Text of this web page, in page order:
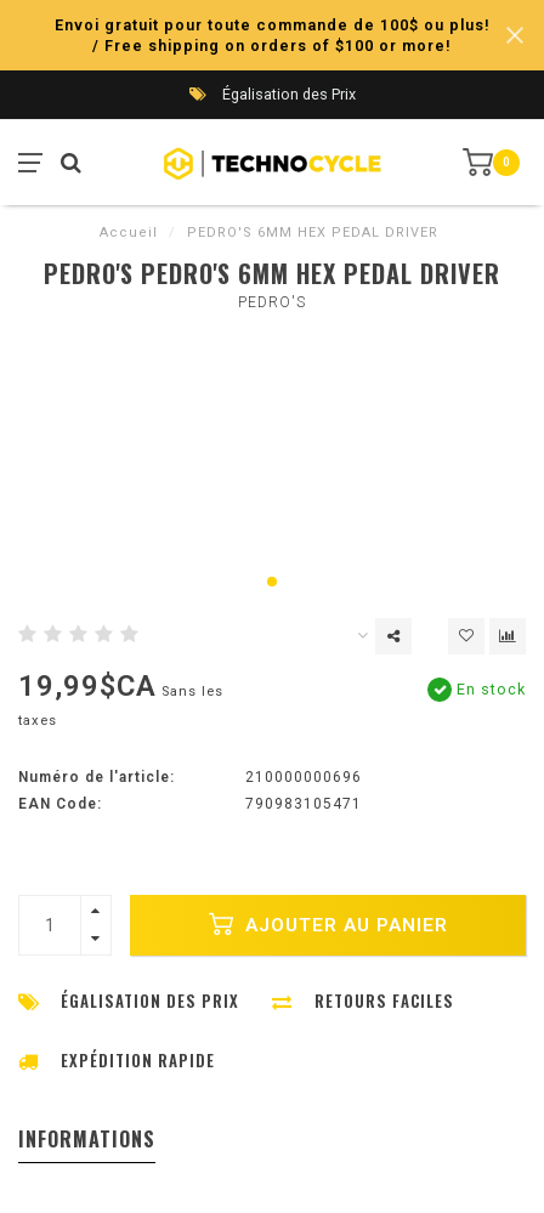
Envoi gratuit pour toute commande de 100$ ou plus!
/ Free shipping on orders of $100 or more!
Égalisation des Prix
0
Accueil / PEDRO'S 6MM HEX PEDAL DRIVER
PEDRO'S PEDRO'S 6MM HEX PEDAL DRIVER
PEDRO'S
19,99$CA Sans les
taxes
En stock
Numéro de l'article:
210000000696
EAN Code:
790983105471
AJOUTER AU PANIER
ÉGALISATION DES PRIX RETOURS FACILES
EXPÉDITION RAPIDE
INFORMATIONS